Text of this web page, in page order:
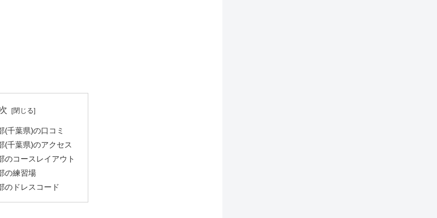
(千葉県)の口コミ
(千葉県)のアクセス
のコースレイアウト
の練習場
のドレスコード